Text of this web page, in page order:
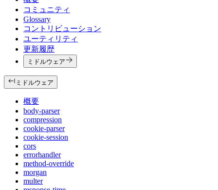
コミュニティ
Glossary
コントリビューション
ユーティリティ
更新履歴
ミドルウェア
ミドルウェア
概要
body-parser
compression
cookie-parser
cookie-session
cors
errorhandler
method-override
morgan
multer